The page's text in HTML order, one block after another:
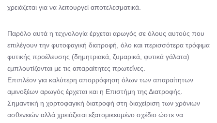
χρειάζεται για να λειτουργεί αποτελεσματικά.
Παρόλο αυτά η τεχνολογία έρχεται αρωγός σε όλους αυτούς που
επιλέγουν την φυτοφαγική διατροφή, όλο και περισσότερα τρόφιμα
φυτικής προέλευσης (δημητριακά, ζυμαρικά, φυτικά γάλατα)
εμπλουτίζονται με τις απαραίτητες πρωτεΐνες.
Επιπλέον για καλύτερη απορρόφηση όλων των απαραίτητων
αμινοξέων αρωγός έρχεται και η Επιστήμη της Διατροφής.
Σημαντική η χορτοφαγική διατροφή στη διαχείριση των χρόνιων
ασθενειών αλλά χρειάζεται εξατομικευμένο σχέδιο ώστε να